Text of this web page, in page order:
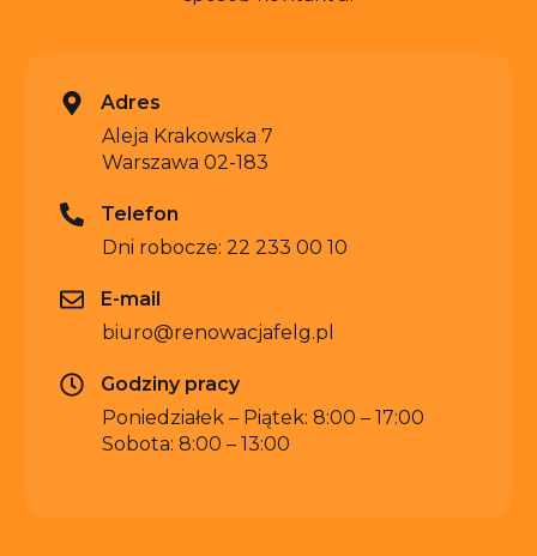
Adres
Aleja Krakowska 7
Warszawa 02-183
Telefon
Dni robocze: 22 233 00 10
E-mail
biuro@renowacjafelg.pl
Godziny pracy
Poniedziałek – Piątek: 8:00 – 17:00
Sobota: 8:00 – 13:00